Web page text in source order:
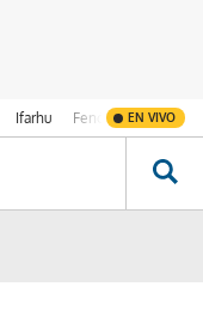
Ifarhu Fenómeno de El
EN VIVO